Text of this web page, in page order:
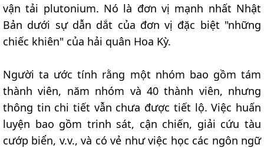
vận tải plutonium. Nó là đơn vị mạnh nhất Nhật
Bản dưới sự dẫn dắt của đơn vị đặc biệt "những
chiếc khiên" của hải quân Hoa Kỳ.
Người ta ước tính rằng một nhóm bao gồm tám
thành viên, năm nhóm và 40 thành viên, nhưng
thông tin chi tiết vẫn chưa được tiết lộ. Việc huấn
luyện bao gồm trinh sát, cận chiến, giải cứu tàu
cướp biển, v.v., và có vẻ như việc học các ngôn ngữ